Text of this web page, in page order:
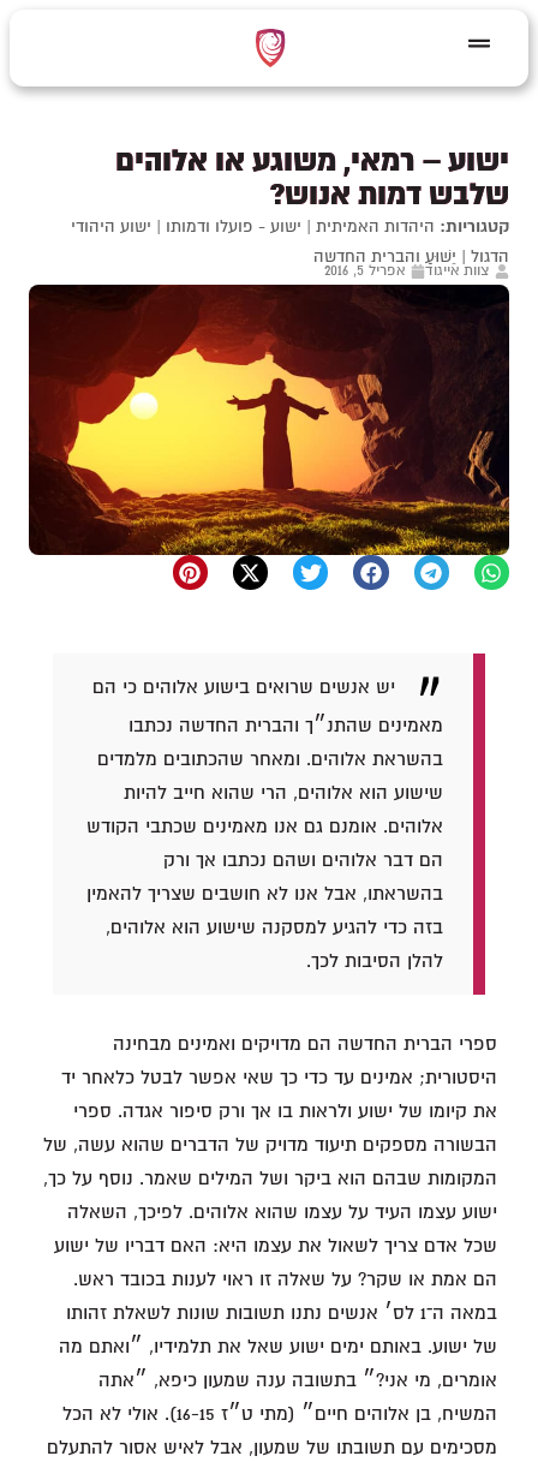
ישוע – רמאי, משוגע או אלוהים
שלבש דמות אנוש?
קטגוריות: היהדות האמיתית | ישוע - פועלו ודמותו | ישוע היהודי
הדגול | יֵשׁוּעַ והברית החדשה
צוות אייגוד אפריל 5, 2016
יש אנשים שרואים בישוע אלוהים כי הם
מאמינים שהתנ״ך והברית החדשה נכתבו
בהשראת אלוהים. ומאחר שהכתובים מלמדים
שישוע הוא אלוהים, הרי שהוא חייב להיות
אלוהים. אומנם גם אנו מאמינים שכתבי הקודש
הם דבר אלוהים ושהם נכתבו אך ורק
בהשראתו, אבל אנו לא חושבים שצריך להאמין
בזה כדי להגיע למסקנה שישוע הוא אלוהים,
להלן הסיבות לכך.
ספרי הברית החדשה הם מדויקים ואמינים מבחינה
היסטורית; אמינים עד כדי כך שאי אפשר לבטל כלאחר יד
את קיומו של ישוע ולראות בו אך ורק סיפור אגדה. ספרי
הבשורה מספקים תיעוד מדויק של הדברים שהוא עשה, של
המקומות שבהם הוא ביקר ושל המילים שאמר. נוסף על כך,
ישוע עצמו העיד על עצמו שהוא אלוהים. לפיכך, השאלה
שכל אדם צריך לשאול את עצמו היא: האם דבריו של ישוע
הם אמת או שקר? על שאלה זו ראוי לענות בכובד ראש.
במאה ה־1 לס׳ אנשים נתנו תשובות שונות לשאלת זהותו
של ישוע. באותם ימים ישוע שאל את תלמידיו, ״ואתם מה
אומרים, מי אני?״ בתשובה ענה שמעון כיפא, ״אתה
המשיח, בן אלוהים חיים״ (מתי ט״ז 16-15). אולי לא הכל
מסכימים עם תשובתו של שמעון, אבל לאיש אסור להתעלם